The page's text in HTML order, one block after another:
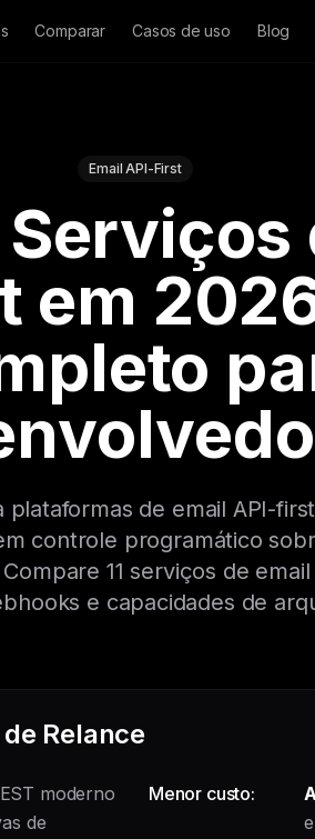
Comparar Casos de uso Blog
Email API-First
em
plataformas de email API-
controle programático
11 serviços de
e capacidades de
Relance
moderno
de
Menor custo: